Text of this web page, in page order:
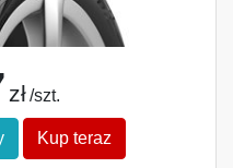
zł/szt.
Kup teraz